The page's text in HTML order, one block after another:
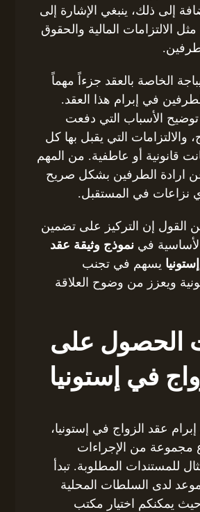
إلى ذلك، ينبغي الإشارة إلى
الالتزامات المالية والحقوق
الخاصة بالعقد جزءاً مهماً
في إبرام هذا العقد.
الأسباب التي دفعت
والالتزامات التي يقبل بها كل
قانونية أو عاطفية. من المهم
عن ارادة الطرفين بشكل صريح
نزاعات في المستقبل.
القول إن التركيز على تضمين
فينموذج وثيقة عقد
يسهم في تجنب
ويعزز من وضوح العلاقة
الحصول على
في إستونيا
عقد الزواج في إستونيا،
مجموعة من الإجراءات
للمستندات المطلوبة. تبدأ
موعد لدى السلطات المحلية
حيث يمكنكم اختيار مكتب